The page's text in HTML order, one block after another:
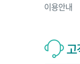
이용안내